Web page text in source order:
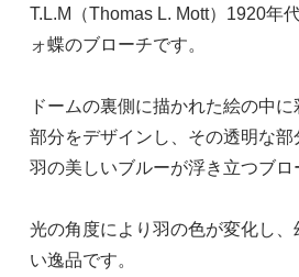
T.L.M（Thomas L. Mott）1920年
ォ蝶のブローチです。
ドームの裏側に描かれた絵の中
部分をデザインし、その透明な
羽の美しいブルーが浮き立つブロ
光の角度により羽の色が変化し、
い逸品です。